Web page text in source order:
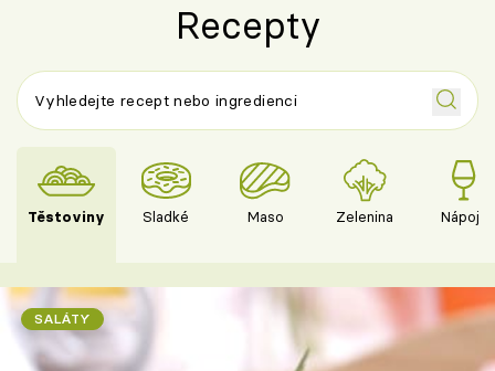
Recepty
Těstoviny Sladké Maso Zelenina Nápoje
SALÁTY